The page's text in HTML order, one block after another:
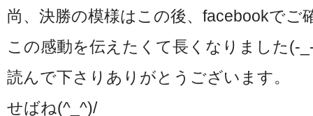
尚、決勝の模様はこの後、facebookでご
この感動を伝えたくて長くなりました(-
読んで下さりありがとうございます。
せばね(^_^)/